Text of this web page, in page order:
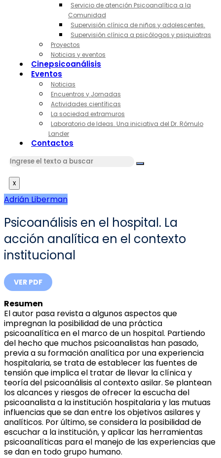
Servicio de atención Psicoanalítica a la
Comunidad
Supervisión clínica de niños y adolescentes.
Supervisión clínica a psicólogos y psiquiatras
Proyectos
Noticias y eventos
Cinepsicoanálisis
Eventos
Noticias
Encuentros y Jornadas
Actividades científicas
La sociedad extramuros
Laboratorio de Ideas. Una iniciativa del Dr. Rómulo
Lander
Contactos
x
Adrián Liberman
Psicoanálisis en el hospital. La
acción analítica en el contexto
institucional
VER PDF
Resumen
El autor pasa revista a algunos aspectos que
impregnan la posibilidad de una práctica
psicoanalítica en el marco de un hospital. Partiendo
del hecho que muchos psicoanalistas han pasado,
previa a su formación analítica por una experiencia
hospitalaria, se trata de establecer las fuentes de
tensión que implica el tratar de llevar la clínica y
teoría del psicoanálisis al contexto asilar. Se plantean
los alcances y riesgos de ofrecer la escucha del
psicoanalista a la institución hospitalaria y las mutuas
influencias que se dan entre los objetivos asilares y
analíticos. Por último, se considera la posibilidad de
escuchar a la institución, y aplicar las herramientas
psicoanalíticas para el manejo de las experiencias que
se dan en todo grupo humano.